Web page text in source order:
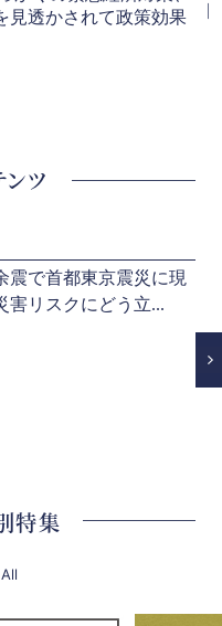
見透かされて政策効果
ツ
震で首都東京震災に現
害リスクにどう立...
特集